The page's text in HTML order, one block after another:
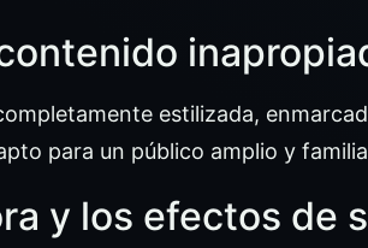
estilizada,
para un público amplio y
y los efectos de